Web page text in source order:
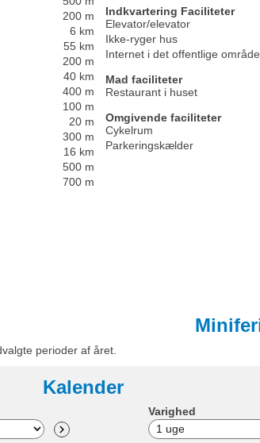
200 m
6 km
55 km
200 m
40 km
400 m
100 m
20 m
300 m
16 km
500 m
700 m
Indkvartering Faciliteter
Elevator/elevator
Ikke-ryger hus
Internet i det offentlige område
Mad faciliteter
Restaurant i huset
Omgivende faciliteter
Cykelrum
Parkeringskælder
perioder af året.
Kalender
Varighed